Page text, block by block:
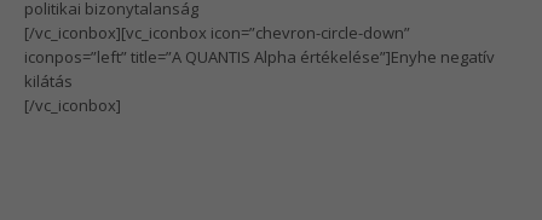
politikai bizonytalanság
[/vc_iconbox][vc_iconbox icon=”chevron-circle-down”
iconpos=”left” title=”A QUANTIS Alpha értékelése”]Enyhe negatív
kilátás
[/vc_iconbox]